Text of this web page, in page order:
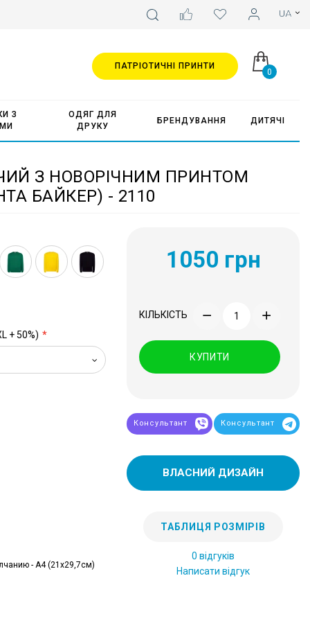
0
З
ОДЯГ ДЛЯ
ДРУКУ
БРЕНДУВАННЯ ДИТЯЧІ
ПАТРІОТИЧНІ ПРИНТИ
З НОВОРІЧНИМ ПРИНТОМ
БАЙКЕР) - 2110
+ 50%)
1050 грн
КІЛЬКІСТЬ
КУПИТИ
Консультант Консультант
ВЛАСНИЙ ДИЗАЙН
- А4 (21x29,7см)
ТАБЛИЦЯ РОЗМІРІВ
0 відгуків
Написати відгук